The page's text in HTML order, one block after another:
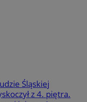
Śląskiej
z 4. piętra.